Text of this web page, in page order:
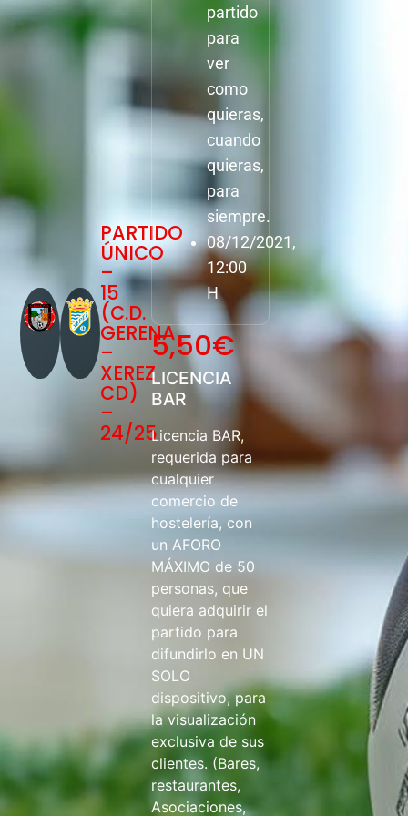
PARTIDO
ÚNICO
–
15
(C.D.
GERENA
–
XEREZ
CD)
–
24/25
partido
para
ver
como
quieras,
cuando
quieras,
para
siempre.
08/12/2021,
12:00
H
5,50€
LICENCIA
BAR
Licencia BAR,
requerida para
cualquier
comercio de
hostelería, con
un AFORO
MÁXIMO de 50
personas, que
quiera adquirir el
partido para
difundirlo en UN
SOLO
dispositivo, para
la visualización
exclusiva de sus
clientes. (Bares,
restaurantes,
Asociaciones,